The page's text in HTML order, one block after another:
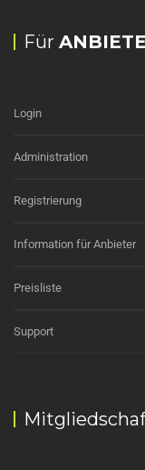
Für
Login
Administration
Registrierung
Information für Anbieter
Preisliste
Support